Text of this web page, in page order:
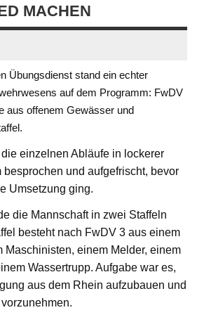
MACHEN
Übungsdienst stand ein echter
auf dem Programm: FwDV
aus offenem Gewässer und
einzelnen Abläufe in lockerer
besprochen und aufgefrischt, bevor
Umsetzung ging.
die Mannschaft in zwei Staffeln
besteht nach FwDV 3 aus einem
Maschinisten, einem Melder, einem
Wassertrupp. Aufgabe war es,
aus dem Rhein aufzubauen und